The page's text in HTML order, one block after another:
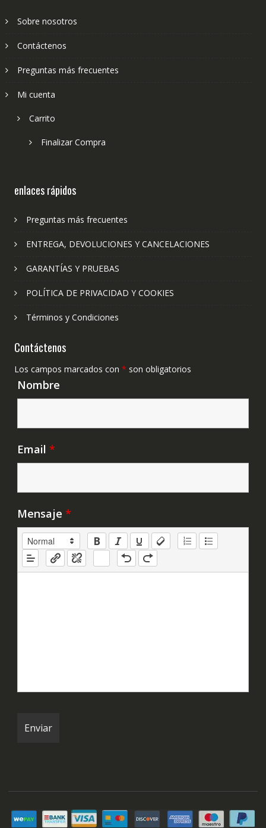
Sobre nosotros
Contáctenos
Preguntas más frecuentes
Mi cuenta
Carrito
Finalizar Compra
enlaces rápidos
Preguntas más frecuentes
ENTREGA, DEVOLUCIONES Y CANCELACIONES
GARANTÍAS Y PRUEBAS
POLÍTICA DE PRIVACIDAD Y COOKIES
Términos y Condiciones
Contáctenos
Los campos marcados con * son obligatorios
Nombre
Email *
Mensaje *